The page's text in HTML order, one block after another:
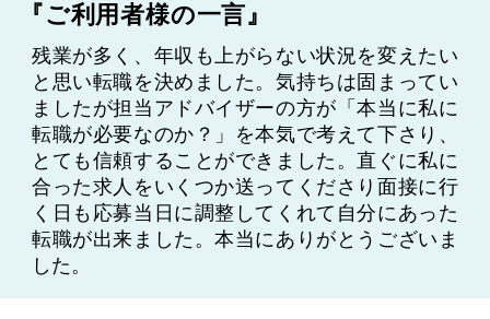
『ご利用者様の一言』
残業が多く、年収も上がらない状況を変えたい
と思い転職を決めました。気持ちは固まってい
ましたが担当アドバイザーの方が「本当に私に
転職が必要なのか？」を本気で考えて下さり、
とても信頼することができました。直ぐに私に
合った求人をいくつか送ってくださり面接に行
く日も応募当日に調整してくれて自分にあった
転職が出来ました。本当にありがとうございま
した。